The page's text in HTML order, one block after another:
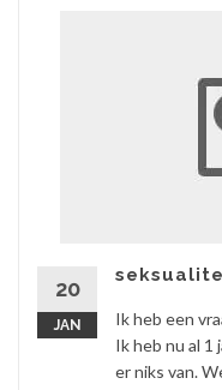
20
JAN
Ik heb een
Ik heb nu al 1
er niks van.